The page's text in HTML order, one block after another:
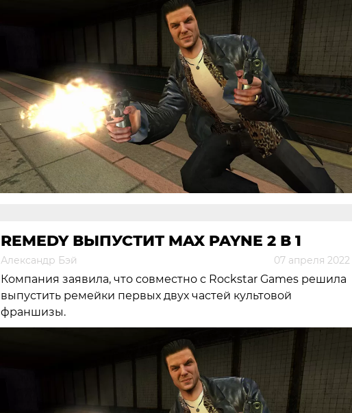
REMEDY ВЫПУСТИТ MAX PAYNE 2 В 1
Александр Бэй 07 апреля 2022
Компания заявила, что совместно с Rockstar Games решила
выпустить ремейки первых двух частей культовой
франшизы.